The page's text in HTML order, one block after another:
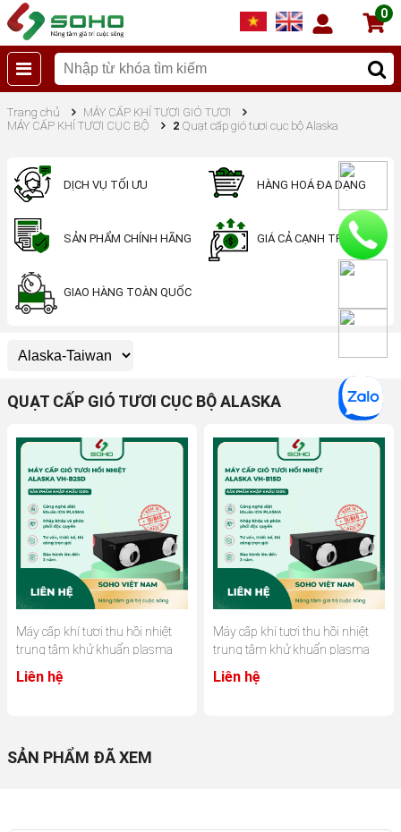
0
Trang chủ
MÁY CẤP KHÍ TƯƠI GIÓ TƯƠI
MÁY CẤP KHÍ TƯƠI CỤC BỘ
2 Quạt cấp gió tươi cục bộ Alaska
DỊCH VỤ TỐI ƯU HÀNG HOÁ ĐA DẠNG
SẢN PHẨM CHÍNH HÃNG GIÁ CẢ CẠNH TRANH
GIAO HÀNG TOÀN QUỐC
QUẠT CẤP GIÓ TƯƠI CỤC BỘ ALASKA
Máy cấp khí tươi thu hồi nhiệt
trung tâm khử khuẩn plasma
Alaska VH-B25D
Liên hệ
Máy cấp khí tươi thu hồi nhiệt
trung tâm khử khuẩn plasma
Alaska VH-B15D
Liên hệ
SẢN PHẨM ĐÃ XEM